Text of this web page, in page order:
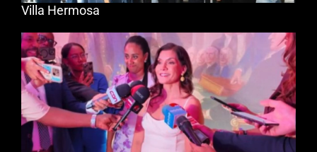
Villa Hermosa